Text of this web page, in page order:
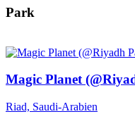
Park
Magic Planet
Riad, Saudi-Arabien